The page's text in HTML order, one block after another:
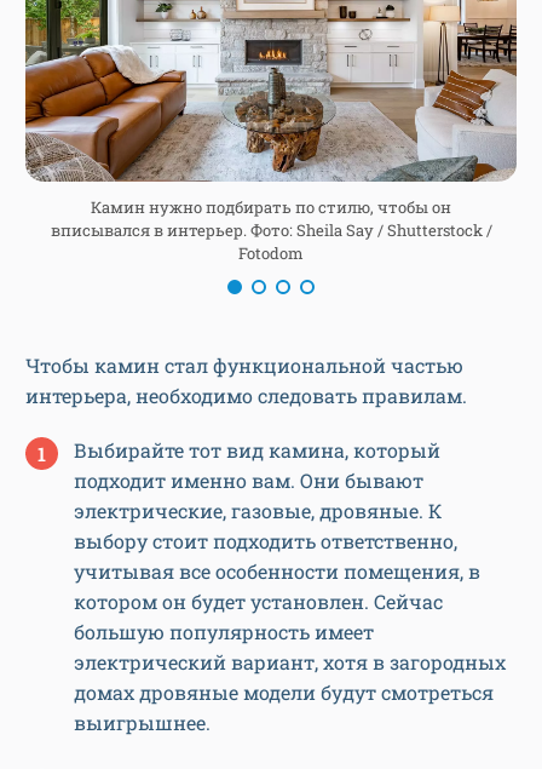
Камин нужно подбирать по стилю, чтобы он
вписывался в интерьер. Фото: Sheila Say / Shutterstock /
Fotodom
Чтобы камин стал функциональной частью
интерьера, необходимо следовать правилам.
Выбирайте тот вид камина, который
подходит именно вам. Они бывают
электрические, газовые, дровяные. К
выбору стоит подходить ответственно,
учитывая все особенности помещения, в
котором он будет установлен. Сейчас
большую популярность имеет
электрический вариант, хотя в загородных
домах дровяные модели будут смотреться
выигрышнее.